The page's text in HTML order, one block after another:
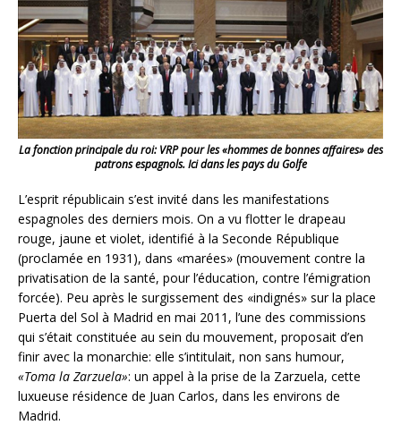
La fonction principale du roi: VRP pour les «hommes de bonnes affaires» des
patrons espagnols. Ici dans les pays du Golfe
L’esprit républicain s’est invité dans les manifestations
espagnoles des derniers mois. On a vu flotter le drapeau
rouge, jaune et violet, identifié à la Seconde République
(proclamée en 1931), dans «marées» (mouvement contre la
privatisation de la santé, pour l’éducation, contre l’émigration
forcée). Peu après le surgissement des «indignés» sur la place
Puerta del Sol à Madrid en mai 2011, l’une des commissions
qui s’était constituée au sein du mouvement, proposait d’en
finir avec la monarchie: elle s’intitulait, non sans humour,
«Toma la Zarzuela»: un appel à la prise de la Zarzuela, cette
luxueuse résidence de Juan Carlos, dans les environs de
Madrid.